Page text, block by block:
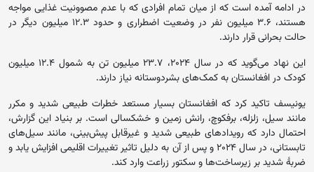
در ادامه آمده است که از میان تمام افرادی که با عدم مصوونیت غذایی مواجه
هستند، ۳.۶ میلیون نفر در وضعیت اضطراری و حدود ۱۲.۳ میلیون دیگر در
حالت بحرانی قرار دارند.
این نهاد می‌گوید که در سال ۲۰۲۴، ۲۳.۷ میلیون تن به شمول ۱۲.۴ میلیون
کودک در افغانستان به کمک‌های بشردوستانه نیاز دارند.
یونیسف تاکید کرد که افغانستان بسیار مستعد خطرات طبیعی شدید و مکرر
مانند سیل، زلزله، برفکوچ، رانش زمین و خشکسالی است. بر بنیاد این گزارش،
احتمال دارد که رویدادهای طبیعی شدید و غیرقابل پیش‌بینی، مانند سیل‌های
تابستانی، در سال ۲۰۲۴ و پس از آن به دلیل تاثیر تغییرات اقلیمی افزایش یابد و
ضربۀ شدید بر زیرساخت‌ها و سکتور زراعت وارد کند.